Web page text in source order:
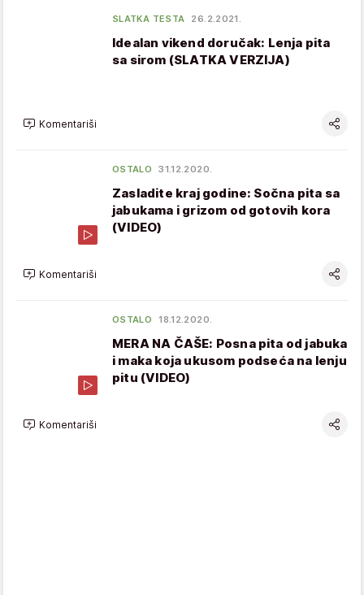
SLATKA TESTA 26.2.2021.
Idealan vikend doručak: Lenja pita
sa sirom (SLATKA VERZIJA)
Komentariši
OSTALO 31.12.2020.
Zasladite kraj godine: Sočna pita sa
jabukama i grizom od gotovih kora
(VIDEO)
Komentariši
OSTALO 18.12.2020.
MERA NA ČAŠE: Posna pita od jabuka
i maka koja ukusom podseća na lenju
pitu (VIDEO)
Komentariši